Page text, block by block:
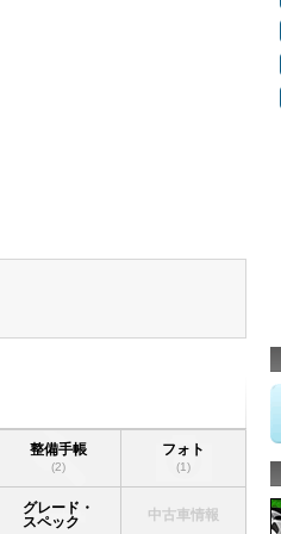
整備手帳
(2)
フォト
(1)
グレード・
スペック
中古車情報